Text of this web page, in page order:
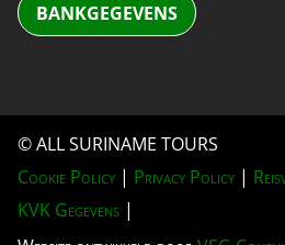
BANKGEGEVENS
© ALL SURINAME TOURS
Cookie Policy| Privacy Policy|
KVK Gegevens|